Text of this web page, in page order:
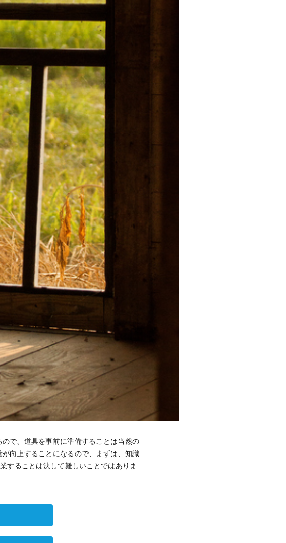
で、道具を事前に準備することは当然の
向上することになるので、まずは、知識
することは決して難しいことではありま